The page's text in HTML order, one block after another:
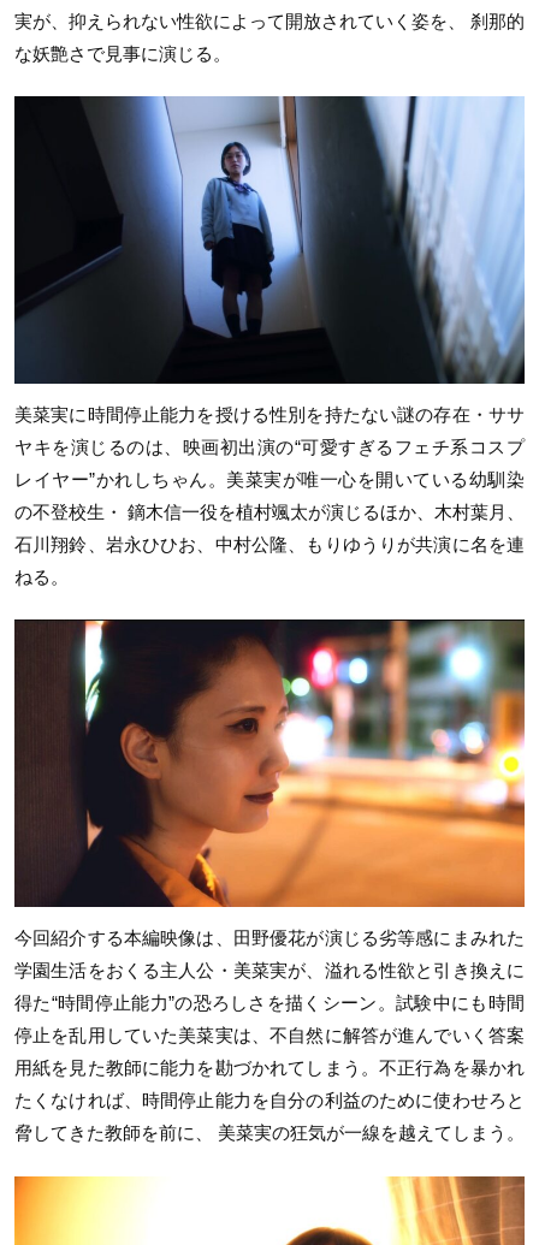
実が、抑えられない性欲によって開放されていく姿を、 刹那的
な妖艶さで見事に演じる。
美菜実に時間停止能力を授ける性別を持たない謎の存在・ササ
ヤキを演じるのは、映画初出演の“可愛すぎるフェチ系コスプ
レイヤー”かれしちゃん。美菜実が唯一心を開いている幼馴染
の不登校生・ 鏑木信一役を植村颯太が演じるほか、木村葉月、
石川翔鈴、岩永ひひお、中村公隆、もりゆうりが共演に名を連
ねる。
今回紹介する本編映像は、田野優花が演じる劣等感にまみれた
学園生活をおくる主人公・美菜実が、溢れる性欲と引き換えに
得た“時間停止能力”の恐ろしさを描くシーン。試験中にも時間
停止を乱用していた美菜実は、不自然に解答が進んでいく答案
用紙を見た教師に能力を勘づかれてしまう。不正行為を暴かれ
たくなければ、時間停止能力を自分の利益のために使わせろと
脅してきた教師を前に、 美菜実の狂気が一線を越えてしまう。